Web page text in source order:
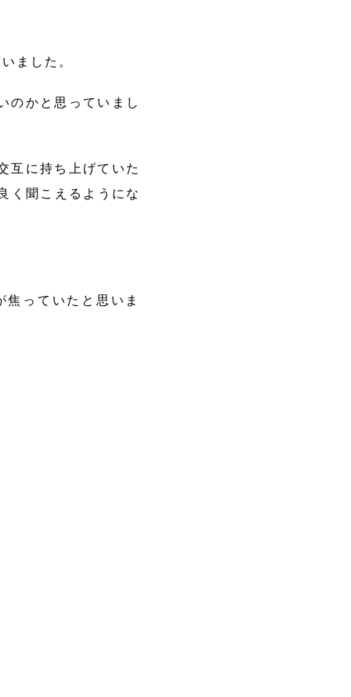
ました。
のかと思っていまし
互に持ち上げていた
く聞こえるようにな
っていたと思いま